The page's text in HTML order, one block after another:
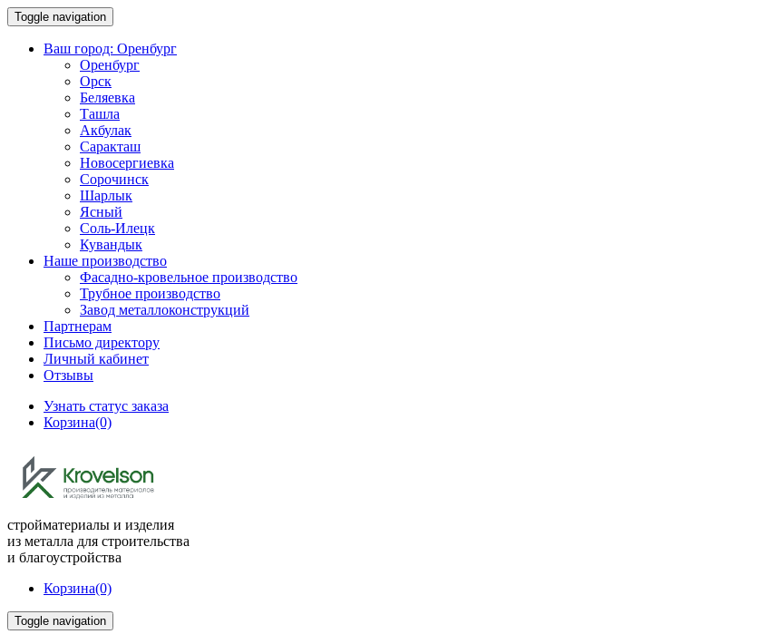
Toggle navigation
Ваш город: Оренбург
Оренбург
Орск
Беляевка
Ташла
Акбулак
Саракташ
Новосергиевка
Сорочинск
Шарлык
Ясный
Соль-Илецк
Кувандык
Наше производство
Фасадно-кровельное производство
Трубное производство
Завод металлоконструкций
Партнерам
Письмо директору
Личный кабинет
Отзывы
Узнать статус заказа
Корзина(0)
стройматериалы и изделия
из металла для строительства
и благоустройства
Корзина(0)
Toggle navigation